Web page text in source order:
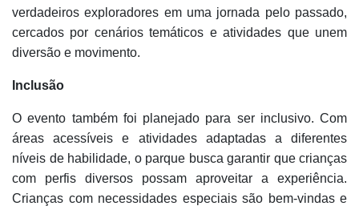
verdadeiros exploradores em uma jornada pelo passado,
cercados por cenários temáticos e atividades que unem
diversão e movimento.
Inclusão
O evento também foi planejado para ser inclusivo. Com
áreas acessíveis e atividades adaptadas a diferentes
níveis de habilidade, o parque busca garantir que crianças
com perfis diversos possam aproveitar a experiência.
Crianças com necessidades especiais são bem-vindas e